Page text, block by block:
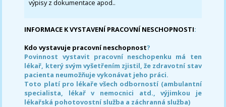
výpisy z dokumentace apod..
INFORMACE K VYSTAVENÍ PRACOVNÍ NESCHOPNOSTI:
Kdo vystavuje pracovní neschopnost?
Povinnost vystavit pracovní neschopenku má ten
lékař, který svým vyšetřením zjistil, že zdravotní stav
pacienta neumožňuje vykonávat jeho práci.
Toto platí pro lékaře všech odborností (ambulantní
specialista, lékař v nemocnici atd., výjimkou je
lékařská pohotovostní služba a záchranná služba)